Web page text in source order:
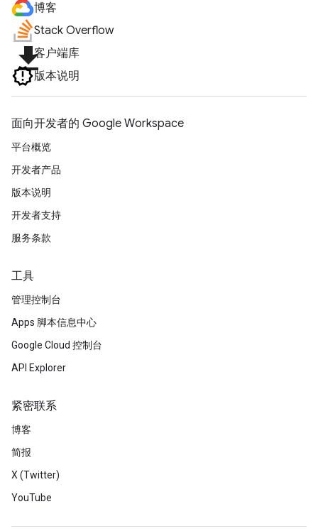
博客
Stack Overflow
file_download客户端库
版本说明
面向开发者的 Google Workspace
平台概览
开发者产品
版本说明
开发者支持
服务条款
工具
管理控制台
Apps 脚本信息中心
Google Cloud 控制台
API Explorer
紧密联系
博客
简报
X (Twitter)
YouTube